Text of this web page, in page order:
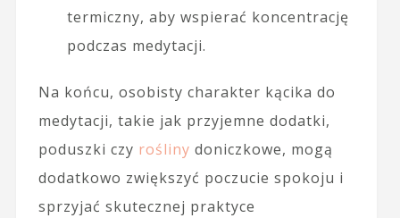
termiczny, aby wspierać koncentrację
podczas medytacji.
Na końcu, osobisty charakter kącika do
medytacji, takie jak przyjemne dodatki,
poduszki czy rośliny doniczkowe, mogą
dodatkowo zwiększyć poczucie spokoju i
sprzyjać skutecznej praktyce